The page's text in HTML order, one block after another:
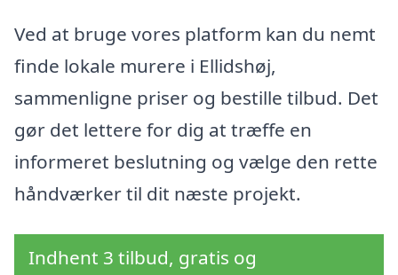
Ved at bruge vores platform kan du nemt
finde lokale murere i Ellidshøj,
sammenligne priser og bestille tilbud. Det
gør det lettere for dig at træffe en
informeret beslutning og vælge den rette
håndværker til dit næste projekt.
Indhent 3 tilbud, gratis og